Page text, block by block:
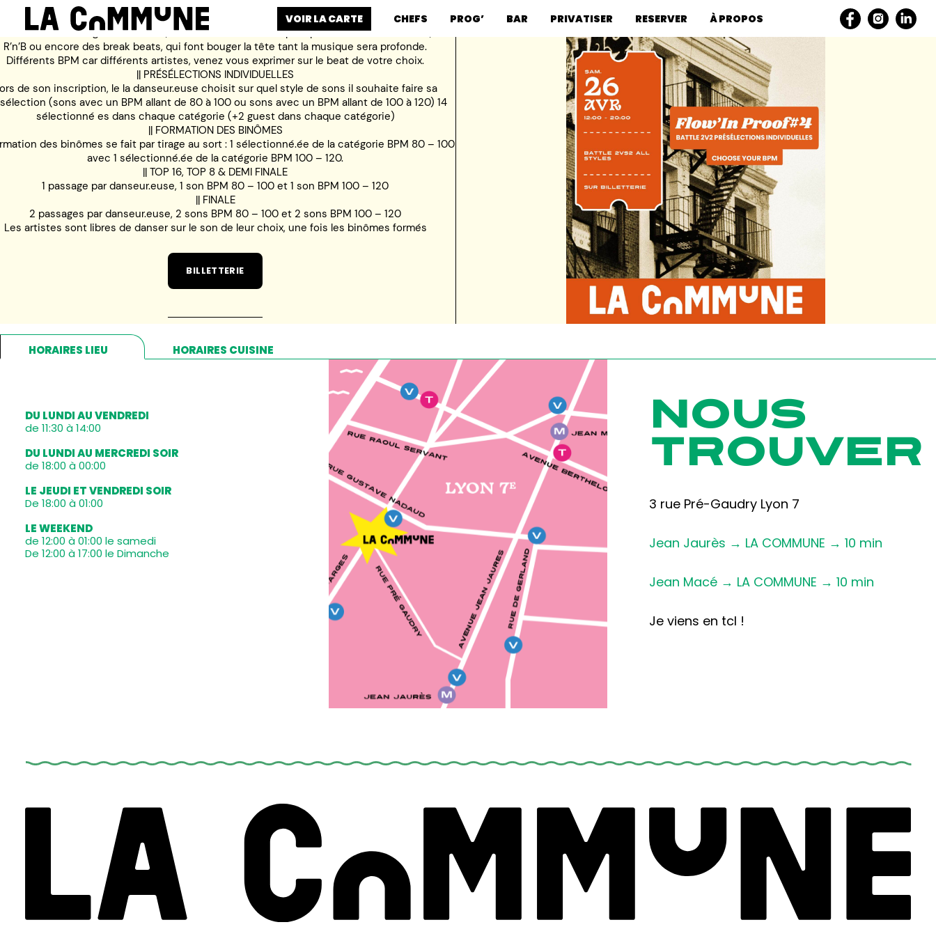
VOIR LA CARTE CHEFS PROG’ BAR PRIVATISER RESERVER
À PROPOS
revenons aux origines du battle, des sons “Flow’In” du hip-hop mais aussi de la house, du
R’n’B ou encore des break beats, qui font bouger la tête tant la musique sera profonde.
Différents BPM car différents artistes, venez vous exprimer sur le beat de votre choix.
|| PRÉSÉLECTIONS INDIVIDUELLES
de son inscription, le la danseur.euse choisit sur quel style de sons il souhaite faire sa
(sons avec un BPM allant de 80 à 100 ou sons avec un BPM allant de 100 à 120) 14
sélectionné es dans chaque catégorie (+2 guest dans chaque catégorie)
|| FORMATION DES BINÔMES
des binômes se fait par tirage au sort : 1 sélectionné.ée de la catégorie BPM 80 – 100
avec 1 sélectionné.ée de la catégorie BPM 100 – 120.
|| TOP 16, TOP 8 & DEMI FINALE
1 passage par danseur.euse, 1 son BPM 80 – 100 et 1 son BPM 100 – 120
|| FINALE
2 passages par danseur.euse, 2 sons BPM 80 – 100 et 2 sons BPM 100 – 120
Les artistes sont libres de danser sur le son de leur choix, une fois les binômes formés
BILLETTERIE
HORAIRES LIEU HORAIRES CUISINE
DU LUNDI AU VENDREDI
de 11:30 à 14:00
DU LUNDI AU MERCREDI SOIR
de 18:00 à 00:00
LE JEUDI ET VENDREDI SOIR
De 18:00 à 01:00
LE WEEKEND
de 12:00 à 01:00 le samedi
De 12:00 à 17:00 le Dimanche
NOUS
TROUVER
3 rue Pré-Gaudry Lyon 7
Jean Jaurès → LA COMMUNE → 10 min
Jean Macé → LA COMMUNE → 10 min
Je viens en tcl !